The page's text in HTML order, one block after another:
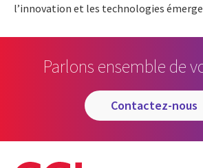
l’innovation et les technologies
Parlons ensemble de
contactez-nous